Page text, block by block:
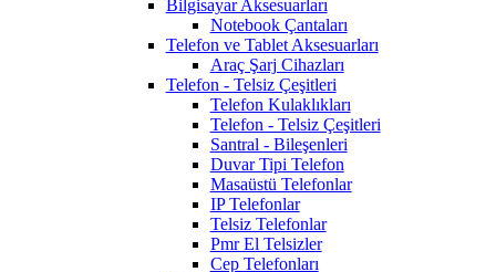
Bilgisayar Aksesuarları
Notebook Çantaları
Telefon ve Tablet Aksesuarları
Araç Şarj Cihazları
Telefon - Telsiz Çeşitleri
Telefon Kulaklıkları
Telefon - Telsiz Çeşitleri
Santral - Bileşenleri
Duvar Tipi Telefon
Masaüstü Telefonlar
IP Telefonlar
Telsiz Telefonlar
Pmr El Telsizler
Cep Telefonları